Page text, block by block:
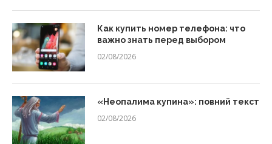
Как купить номер телефона: что
важно знать перед выбором
02/08/2026
«Неопалима купина»: повний текст
02/08/2026